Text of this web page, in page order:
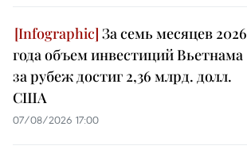
За семь месяцев 2026
года объем инвестиций Вьетнама
за рубеж достиг 2,36 млрд. долл.
США
07/08/2026 17:00